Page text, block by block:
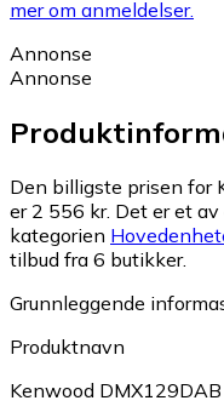
mer om anmeldelser.
Annonse
Annonse
Den billigste prisen for
er 2 556 kr. Det er et
kategorien
tilbud fra 6 butikker.
Grunnleggende
Produktnavn
Kenwood DMX129DAB